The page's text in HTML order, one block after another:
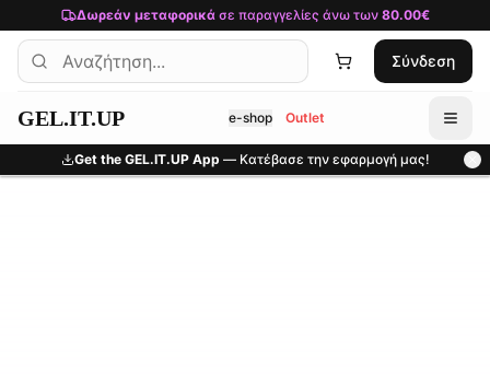
Μετάβαση στο κύριο περιεχόμενο
Δωρεάν μεταφορικάσε παραγγελίες άνω των 80.00€
Σύνδεση
GEL.IT.UP e-shop Outlet
Get the GEL.IT.UP App — Κατέβασε την εφαρμογή μας!